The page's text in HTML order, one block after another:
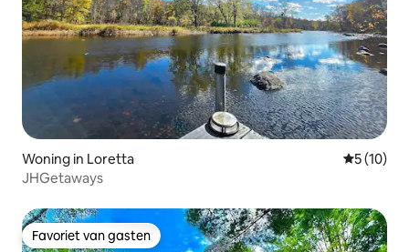
Woning in Loretta
5 (10)
JHGetaways
Favoriet van gasten
Favoriet van gasten